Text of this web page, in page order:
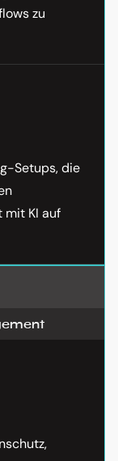
zu
Setups, die
mit KI auf